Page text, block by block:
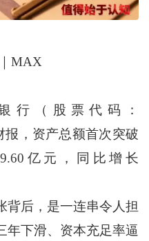
MAX
（股票代码：
报，资产总额首次突破
亿元，同比增长
后，是一连串令人担
下滑、资本充足率逼